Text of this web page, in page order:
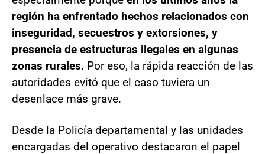
región ha enfrentado hechos relacionados con
inseguridad, secuestros y extorsiones, y
presencia de estructuras ilegales en algunas
zonas rurales. Por eso, la rápida reacción de las
autoridades evitó que el caso tuviera un
desenlace más grave.
Desde la Policía departamental y las unidades
encargadas del operativo destacaron el papel